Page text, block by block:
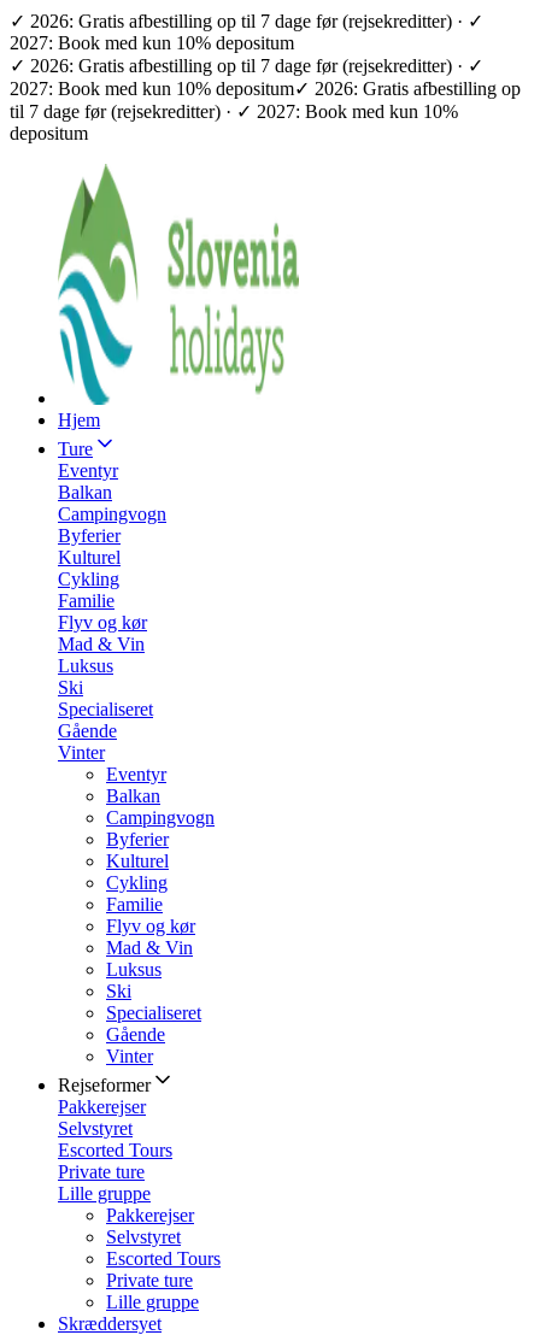
✓ 2026: Gratis afbestilling op til 7 dage før (rejsekreditter) · ✓
2027: Book med kun 10% depositum
✓ 2026: Gratis afbestilling op til 7 dage før (rejsekreditter) · ✓
2027: Book med kun 10% depositum✓ 2026: Gratis afbestilling op
til 7 dage før (rejsekreditter) · ✓ 2027: Book med kun 10%
depositum
Hjem
Ture
Eventyr
Balkan
Campingvogn
Byferier
Kulturel
Cykling
Familie
Flyv og kør
Mad & Vin
Luksus
Ski
Specialiseret
Gående
Vinter
Eventyr
Balkan
Campingvogn
Byferier
Kulturel
Cykling
Familie
Flyv og kør
Mad & Vin
Luksus
Ski
Specialiseret
Gående
Vinter
Rejseformer
Pakkerejser
Selvstyret
Escorted Tours
Private ture
Lille gruppe
Pakkerejser
Selvstyret
Escorted Tours
Private ture
Lille gruppe
Skræddersyet